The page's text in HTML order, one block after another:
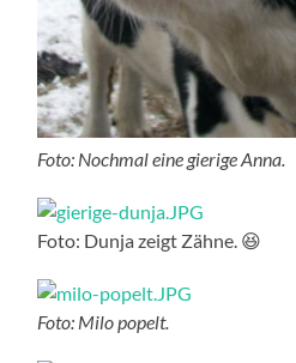
Foto: Nochmal eine gierige Anna.
Foto: Dunja zeigt Zähne. 😆
Foto: Milo popelt.